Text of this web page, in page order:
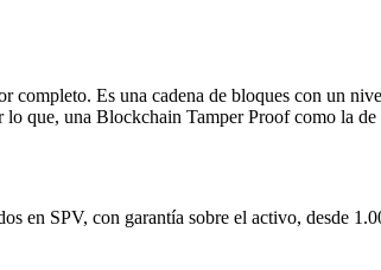
Es una cadena de bloques con un
lo que, una Blockchain Tamper Proof como la
en SPV, con garantía sobre el activo, desde